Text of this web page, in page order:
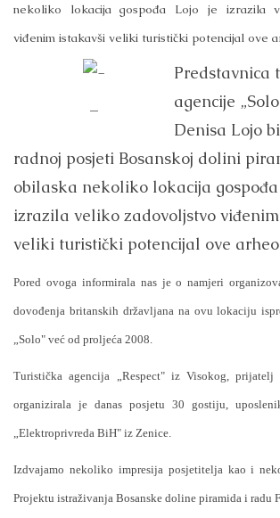
nekoliko lokacija gospođa Lojo je izrazila
viđenim istakavši veliki turistički potencijal ove
–
Predstavnica
agencije
Denisa Lojo
radnoj posjeti Bosanskoj dolini
obilaska nekoliko lokacija gospođa
izrazila veliko zadovoljstvo
veliki turistički potencijal ove
Pored ovoga informirala nas je o namjeri
dovođenja britanskih državljana na ovu lokaciju
„Solo" već od proljeća 2008.
Turistička agencija „Respect" iz Visokog, prijatelj
organizirala je danas posjetu 30 gostiju,
„Elektroprivreda BiH" iz Zenice.
Izdvajamo nekoliko impresija posjetitelja kao i
Projektu istraživanja Bosanske doline piramida i radu